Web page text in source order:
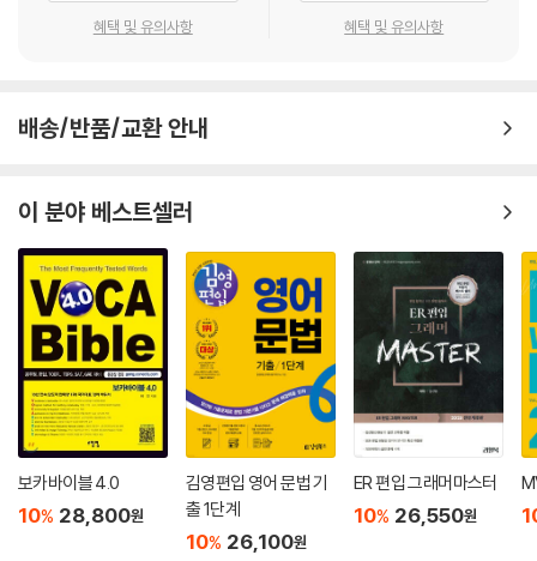
혜택 및 유의사항 혜택 및 유의사항
배송/반품/교환 안내
이 분야 베스트셀러
보카바이블 4.0
10% 28,800원
김영편입 영어 문법 기
출 1단계
10% 26,100원
ER 편입 그래머마스터
10% 26,550원